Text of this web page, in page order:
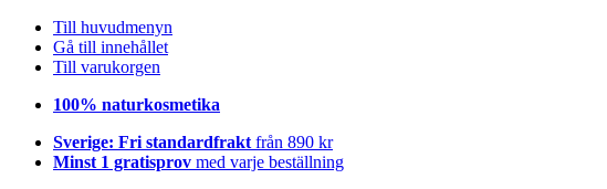
Till huvudmenyn
Gå till innehållet
Till varukorgen
100% naturkosmetika
Sverige: Fri standardfrakt från 890 kr
Minst 1 gratisprov med varje beställning